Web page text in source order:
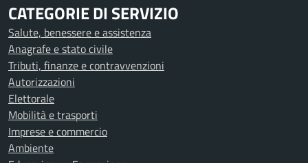
CATEGORIE DI SERVIZIO
Salute, benessere e assistenza
Anagrafe e stato civile
Tributi, finanze e contravvenzioni
Autorizzazioni
Elettorale
Mobilità e trasporti
Imprese e commercio
Ambiente